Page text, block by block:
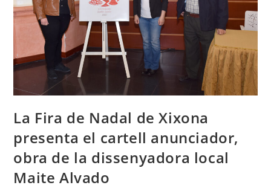
La Fira de Nadal de Xixona
presenta el cartell anunciador,
obra de la dissenyadora local
Maite Alvado